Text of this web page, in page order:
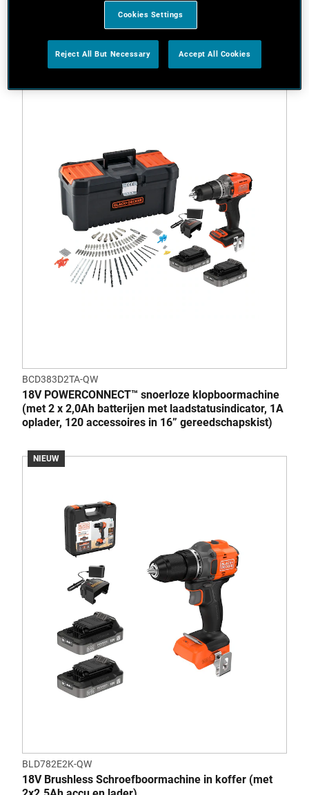
18V POWERCONNECT™ Snoerloze Klopboormachine
oplader en 80 accessoires)
BCD383D2TA-QW
18V POWERCONNECT™ snoerloze klopboormachine
(met 2 x 2,0Ah batterijen met laadstatusindicator, 1A
oplader, 120 accessoires in 16” gereedschapskist)
NIEUW
BLD782E2K-QW
18V Brushless Schroefboormachine in koffer (met
Cookies Settings
Reject All But Necessary Accept All Cookies